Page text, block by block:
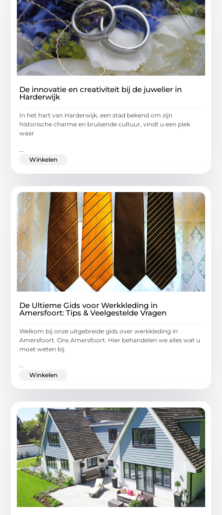
De innovatie en creativiteit bij de juwelier in
Harderwijk
In het hart van Harderwijk, een stad bekend om zijn
historische charme en bruisende cultuur, vindt u een plek
waar
Winkelen
De Ultieme Gids voor Werkkleding in
Amersfoort: Tips & Veelgestelde Vragen
Welkom bij onze uitgebreide gids over werkkleding in
Amersfoort. Ons Amersfoort. Hier behandelen we alles wat u
moet weten bij
Winkelen